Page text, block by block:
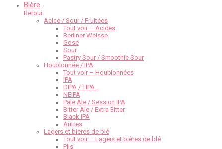
Bière
Retour
Acide / Sour / Fruitées
Tout voir – Acides
Berliner Weisse
Gose
Sour
Pastry Sour / Smoothie Sour
Houblonnée / IPA
Tout voir – Houblonnées
IPA
DIPA / TIPA…
NEIPA
Pale Ale / Session IPA
Bitter Ale / Extra Bitter
Black IPA
Autres
Lagers et bières de blé
Tout voir – Lagers et bières de blé
Pils